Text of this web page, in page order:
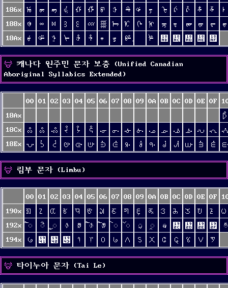
186x
ᡠ ᡡ ᡢ ᡣ ᡤ ᡥ ᡦ ᡧ ᡨ ᡩ ᡪ ᡫ ᡬ ᡭ ᡮ ᡯ
188x
ᢀ ᢁ ᢂ ᢃ ᢄ ᢅ ᢆ ᢇ ᢈ ᢉ ᢊ ᢋ ᢌ ᢍ ᢎ ᢏ
18Ax
ᢠ ᢡ ᢢ ᢣ ᢤ ᢥ ᢦ ᢧ ᢨ ᢪ ᢫ ᢬ ᢭ ᢮ ᢯
캐나다 원주민 문자 보충 (Unified Canadian
Aboriginal Syllabics Extended)
00 01 02 03 04 05 06 07 08 09 0A 0B 0C 0D 0E 0F
18Ax
18Cx
ᣀ ᣁ ᣂ ᣃ ᣄ ᣅ ᣆ ᣇ ᣈ ᣉ ᣊ ᣋ ᣌ ᣍ ᣎ ᣏ
18Ex
ᣠ ᣡ ᣢ ᣣ ᣤ ᣥ ᣦ ᣧ ᣨ ᣩ ᣪ ᣫ ᣬ ᣭ ᣮ ᣯ
림부 문자 (Limbu)
00 01 02 03 04 05 06 07 08 09 0A 0B 0C 0D 0E 0F
190x ᤀ ᤁ ᤂ ᤃ ᤄ ᤅ ᤆ ᤇ ᤈ ᤉ ᤊ ᤋ ᤌ ᤍ ᤎ ᤏ
192x
ᤠ ᤡ ᤢ ᤣ ᤤ ᤥ ᤦ ᤧ ᤨ ᤩ ᤪ ᤫ ᤬ ᤭ ᤮ ᤯
ᤰ
194x
᥀ ᥁ ᥂ ᥃ ᥄ ᥅ ᥆ ᥇ ᥈ ᥉ ᥊ ᥋ ᥌ ᥍ ᥎ ᥏
타이누아 문자 (Tai Le)